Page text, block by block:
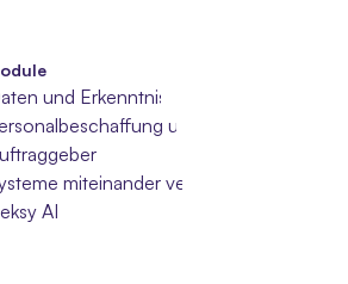
und Erkenntnisse
und -auswahl
miteinander verbinden
AI